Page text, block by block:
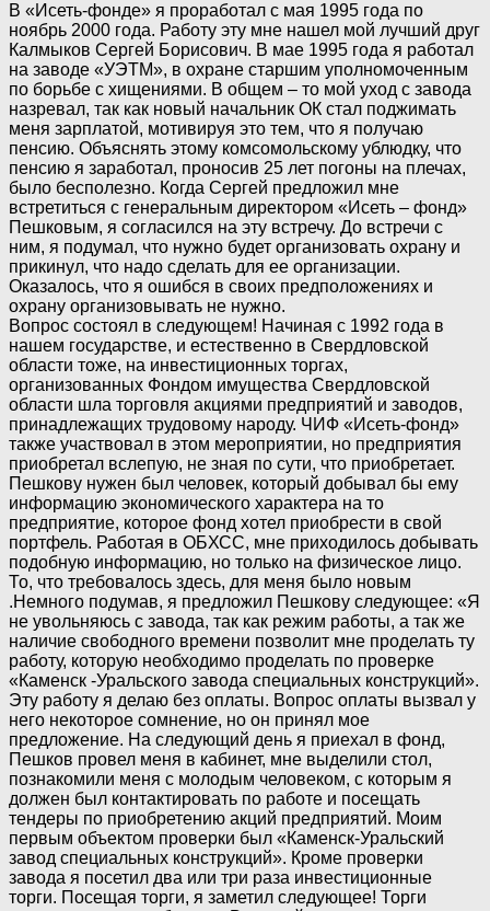
В «Исеть-фонде» я проработал с мая 1995 года по
ноябрь 2000 года. Работу эту мне нашел мой лучший друг
Калмыков Сергей Борисович. В мае 1995 года я работал
на заводе «УЭТМ», в охране старшим уполномоченным
по борьбе с хищениями. В общем – то мой уход с завода
назревал, так как новый начальник ОК стал поджимать
меня зарплатой, мотивируя это тем, что я получаю
пенсию. Объяснять этому комсомольскому ублюдку, что
пенсию я заработал, проносив 25 лет погоны на плечах,
было бесполезно. Когда Сергей предложил мне
встретиться с генеральным директором «Исеть – фонд»
Пешковым, я согласился на эту встречу. До встречи с
ним, я подумал, что нужно будет организовать охрану и
прикинул, что надо сделать для ее организации.
Оказалось, что я ошибся в своих предположениях и
охрану организовывать не нужно.
Вопрос состоял в следующем! Начиная с 1992 года в
нашем государстве, и естественно в Свердловской
области тоже, на инвестиционных торгах,
организованных Фондом имущества Свердловской
области шла торговля акциями предприятий и заводов,
принадлежащих трудовому народу. ЧИФ «Исеть-фонд»
также участвовал в этом мероприятии, но предприятия
приобретал вслепую, не зная по сути, что приобретает.
Пешкову нужен был человек, который добывал бы ему
информацию экономического характера на то
предприятие, которое фонд хотел приобрести в свой
портфель. Работая в ОБХСС, мне приходилось добывать
подобную информацию, но только на физическое лицо.
То, что требовалось здесь, для меня было новым
.Немного подумав, я предложил Пешкову следующее: «Я
не увольняюсь с завода, так как режим работы, а так же
наличие свободного времени позволит мне проделать ту
работу, которую необходимо проделать по проверке
«Каменск -Уральского завода специальных конструкций».
Эту работу я делаю без оплаты. Вопрос оплаты вызвал у
него некоторое сомнение, но он принял мое
предложение. На следующий день я приехал в фонд,
Пешков провел меня в кабинет, мне выделили стол,
познакомили меня с молодым человеком, с которым я
должен был контактировать по работе и посещать
тендеры по приобретению акций предприятий. Моим
первым объектом проверки был «Каменск-Уральский
завод специальных конструкций». Кроме проверки
завода я посетил два или три раза инвестиционные
торги. Посещая торги, я заметил следующее! Торги